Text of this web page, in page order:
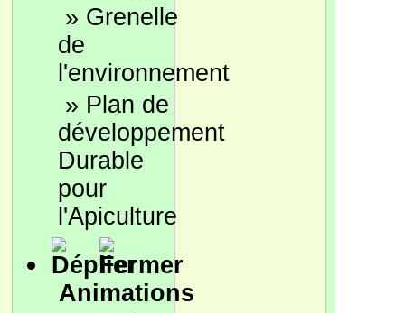
» Grenelle
de
l'environnement
» Plan de
développement
Durable
pour
l'Apiculture
Animations